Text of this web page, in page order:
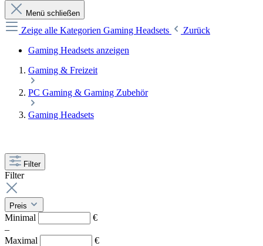
Menü schließen
Zeige alle Kategorien Gaming Headsets
Zurück
Gaming Headsets anzeigen
Gaming & Freizeit
PC Gaming & Gaming Zubehör
Gaming Headsets
Filter
Filter
Preis
Minimal
€
–
Maximal
€